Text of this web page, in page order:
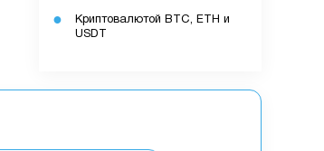
Криптовалютой BTC, ETH и
USDT